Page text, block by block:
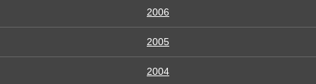
2006
2005
2004